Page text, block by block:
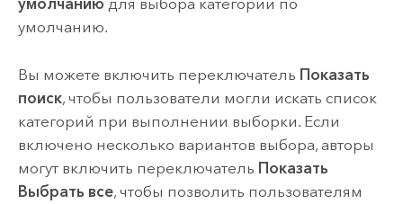
умолчанию для выбора категории по
умолчанию.
Вы можете включить переключатель Показать
поиск, чтобы пользователи могли искать список
категорий при выполнении выборки. Если
включено несколько вариантов выбора, авторы
могут включить переключатель Показать
Выбрать все, чтобы позволить пользователям